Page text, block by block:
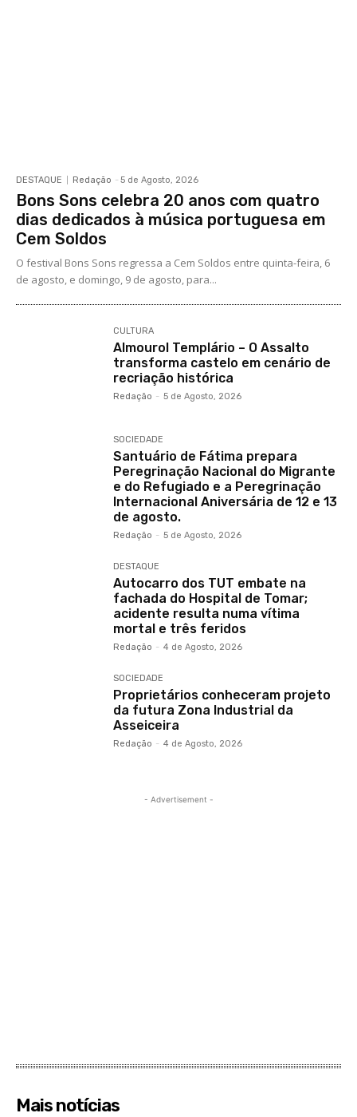
DESTAQUE Redação - 5 de Agosto, 2026
Bons Sons celebra 20 anos com quatro
dias dedicados à música portuguesa em
Cem Soldos
O festival Bons Sons regressa a Cem Soldos entre quinta-feira, 6
de agosto, e domingo, 9 de agosto, para...
CULTURA
Almourol Templário – O Assalto
transforma castelo em cenário de
recriação histórica
Redação - 5 de Agosto, 2026
SOCIEDADE
Santuário de Fátima prepara
Peregrinação Nacional do Migrante
e do Refugiado e a Peregrinação
Internacional Aniversária de 12 e 13
de agosto.
Redação - 5 de Agosto, 2026
DESTAQUE
Autocarro dos TUT embate na
fachada do Hospital de Tomar;
acidente resulta numa vítima
mortal e três feridos
Redação - 4 de Agosto, 2026
SOCIEDADE
Proprietários conheceram projeto
da futura Zona Industrial da
Asseiceira
Redação - 4 de Agosto, 2026
- Advertisement -
Mais notícias